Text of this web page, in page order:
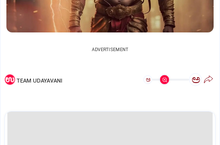
ADVERTISEMENT
TEAM UDAYAVANI ಅ ಅ